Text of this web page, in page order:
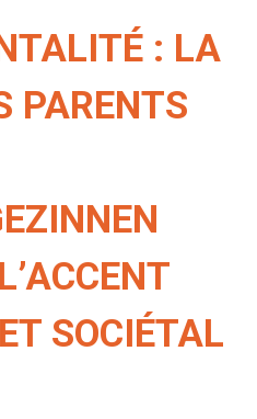
: LA
PARENTS
SOCIÉTAL